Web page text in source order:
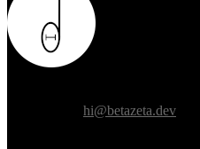
hi@betazeta.dev